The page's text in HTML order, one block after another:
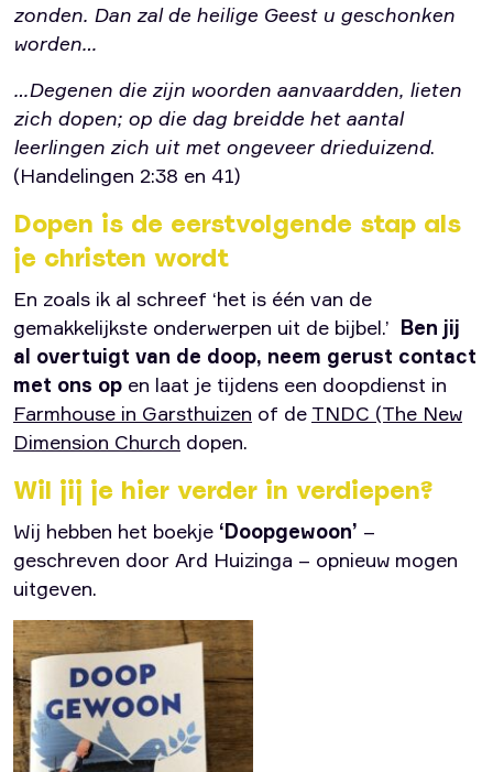
zonden. Dan zal de heilige Geest u geschonken
worden…
…Degenen die zijn woorden aanvaardden, lieten
zich dopen; op die dag breidde het aantal
leerlingen zich uit met ongeveer drieduizend.
(Handelingen 2:38 en 41)
Dopen is de eerstvolgende stap als
je christen wordt
En zoals ik al schreef ‘het is één van de
gemakkelijkste onderwerpen uit de bijbel.’ Ben jij
al overtuigt van de doop, neem gerust contact
met ons op en laat je tijdens een doopdienst in
Farmhouse in Garsthuizen of de TNDC (The New
Dimension Church dopen.
Wil jij je hier verder in verdiepen?
Wij hebben het boekje ‘Doopgewoon’ –
geschreven door Ard Huizinga – opnieuw mogen
uitgeven.